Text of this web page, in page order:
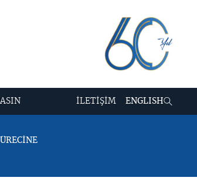
İLETİŞİM ENGLISH